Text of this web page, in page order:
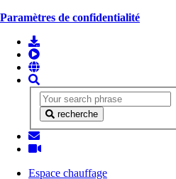
Paramètres de confidentialité
recherche
Espace chauffage